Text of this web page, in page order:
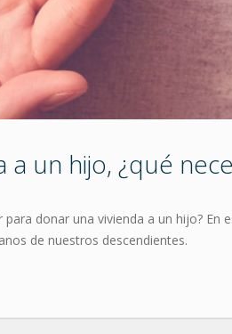
a un hijo, ¿qué
para donar una vivienda a un hijo?
de nuestros descendientes.